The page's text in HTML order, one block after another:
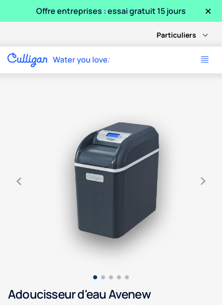
Offre entreprises : essai gratuit 15 jours ×
Particuliers
Use arrow keys to navigate between product images, or
Adoucisseur d'eau Avenew